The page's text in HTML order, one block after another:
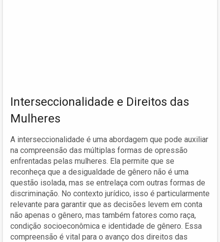
Interseccionalidade e Direitos das
Mulheres
A interseccionalidade é uma abordagem que pode auxiliar
na compreensão das múltiplas formas de opressão
enfrentadas pelas mulheres. Ela permite que se
reconheça que a desigualdade de gênero não é uma
questão isolada, mas se entrelaça com outras formas de
discriminação. No contexto jurídico, isso é particularmente
relevante para garantir que as decisões levem em conta
não apenas o gênero, mas também fatores como raça,
condição socioeconômica e identidade de gênero. Essa
compreensão é vital para o avanço dos direitos das